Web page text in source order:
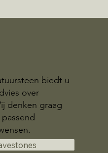
biedt u
over
denken graag